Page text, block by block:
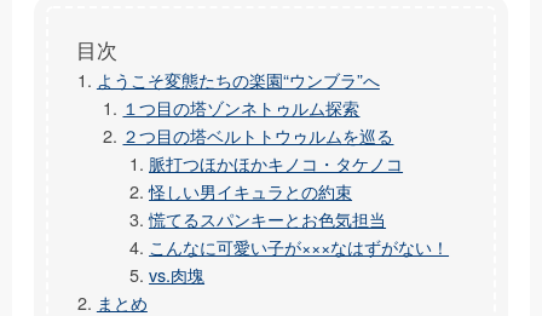
ようこそ変態たちの楽園“ウンブラ”へ
１つ目の塔ゾンネトゥルム探索
２つ目の塔ベルトトウゥルムを巡る
脈打つほかほかキノコ・タケノコ
怪しい男イキュラとの約束
慌てるスパンキーとお色気担当
こんなに可愛い子が×××なはずがない！
vs.肉塊
まとめ